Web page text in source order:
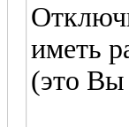
иметь
(это Вы